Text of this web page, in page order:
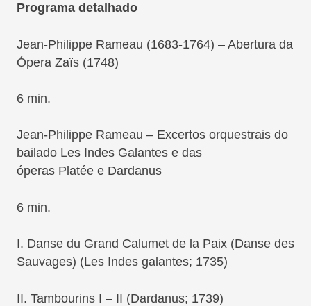
Programa detalhado
Jean-Philippe Rameau (1683-1764) – Abertura da
Ópera Zaïs (1748)
6 min.
Jean-Philippe Rameau – Excertos orquestrais do
bailado Les Indes Galantes e das
óperas Platée e Dardanus
6 min.
I. Danse du Grand Calumet de la Paix (Danse des
Sauvages) (Les Indes galantes; 1735)
II. Tambourins I – II (Dardanus; 1739)